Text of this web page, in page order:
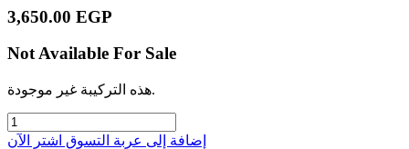
3,650.00 EGP
Not Available For Sale
هذه التركيبة غير موجودة.
إضافة إلى عربة التسوق اشترِ الآن